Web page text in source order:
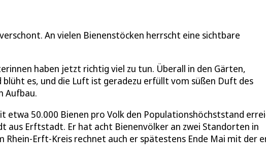
An vielen Bienenstöcken herrscht eine sichtbare
haben jetzt richtig viel zu tun. Überall in den Gärten,
es, und die Luft ist geradezu erfüllt vom süßen Duft des
Aufbau.
etwa 50.000 Bienen pro Volk den Populationshöchststand
aus Erftstadt. Er hat acht Bienenvölker an zwei Standorten in
Rhein-Erft-Kreis rechnet auch er spätestens Ende Mai mit der